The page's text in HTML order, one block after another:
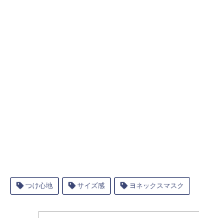
つけ心地 サイズ感 ヨネックスマスク